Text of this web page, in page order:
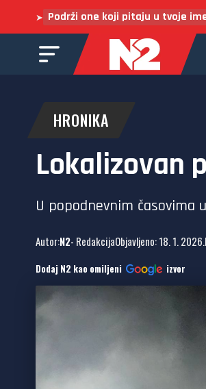
➤ Podrži one koji pitaju u tvoje
HRONIKA
Lokalizovan
U popodnevnim časovima
Autor:N2- RedakcijaObjavljeno: 18. 1. 2026.
Dodaj N2 kao omiljeni izvor